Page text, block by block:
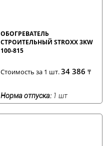
ОБОГРЕВАТЕЛЬ
СТРОИТЕЛЬНЫЙ STROXX 3KW
100-815
Стоимость за 1 шт.34 386₸
Норма отпуска: 1 шт